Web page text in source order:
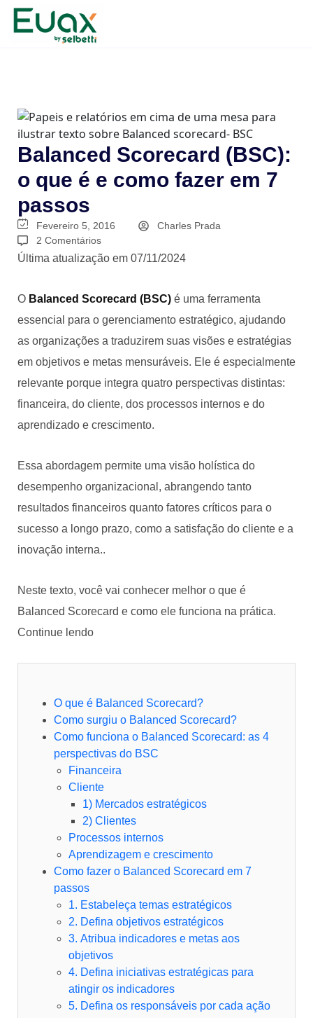
Balanced Scorecard (BSC):
o que é e como fazer em 7
passos
Fevereiro 5, 2016
Charles Prada
2 Comentários
Última atualização em 07/11/2024
O Balanced Scorecard (BSC) é uma ferramenta
essencial para o gerenciamento estratégico, ajudando
as organizações a traduzirem suas visões e estratégias
em objetivos e metas mensuráveis. Ele é especialmente
relevante porque integra quatro perspectivas distintas:
financeira, do cliente, dos processos internos e do
aprendizado e crescimento.
Essa abordagem permite uma visão holística do
desempenho organizacional, abrangendo tanto
resultados financeiros quanto fatores críticos para o
sucesso a longo prazo, como a satisfação do cliente e a
inovação interna..
Neste texto, você vai conhecer melhor o que é
Balanced Scorecard e como ele funciona na prática.
Continue lendo
O que é Balanced Scorecard?
Como surgiu o Balanced Scorecard?
Como funciona o Balanced Scorecard: as 4
perspectivas do BSC
Financeira
Cliente
1) Mercados estratégicos
2) Clientes
Processos internos
Aprendizagem e crescimento
Como fazer o Balanced Scorecard em 7
passos
1. Estabeleça temas estratégicos
2. Defina objetivos estratégicos
3. Atribua indicadores e metas aos
objetivos
4. Defina iniciativas estratégicas para
atingir os indicadores
5. Defina os responsáveis por cada ação